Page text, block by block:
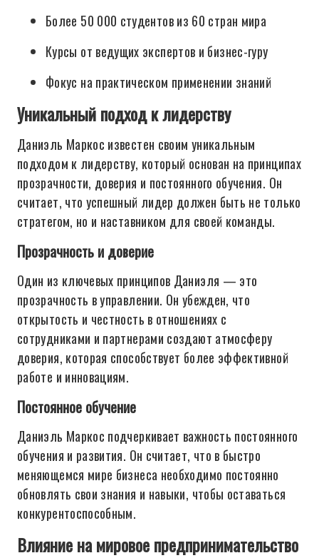
Более 50 000 студентов из 60 стран мира
Курсы от ведущих экспертов и бизнес-гуру
Фокус на практическом применении знаний
Уникальный подход к лидерству
Даниэль Маркос известен своим уникальным
подходом к лидерству, который основан на принципах
прозрачности, доверия и постоянного обучения. Он
считает, что успешный лидер должен быть не только
стратегом, но и наставником для своей команды.
Прозрачность и доверие
Один из ключевых принципов Даниэля — это
прозрачность в управлении. Он убежден, что
открытость и честность в отношениях с
сотрудниками и партнерами создают атмосферу
доверия, которая способствует более эффективной
работе и инновациям.
Постоянное обучение
Даниэль Маркос подчеркивает важность постоянного
обучения и развития. Он считает, что в быстро
меняющемся мире бизнеса необходимо постоянно
обновлять свои знания и навыки, чтобы оставаться
конкурентоспособным.
Влияние на мировое предпринимательство